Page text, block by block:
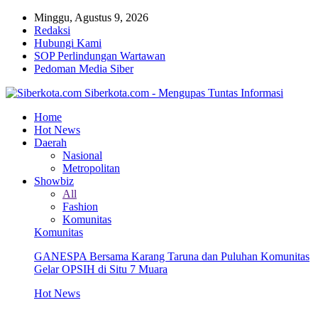
Minggu, Agustus 9, 2026
Redaksi
Hubungi Kami
SOP Perlindungan Wartawan
Pedoman Media Siber
Siberkota.com - Mengupas Tuntas Informasi
Home
Hot News
Daerah
Nasional
Metropolitan
Showbiz
All
Fashion
Komunitas
Komunitas
GANESPA Bersama Karang Taruna dan Puluhan Komunitas
Gelar OPSIH di Situ 7 Muara
Hot News